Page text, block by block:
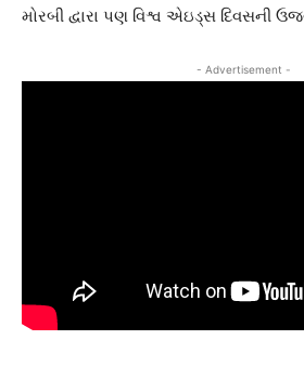
મોરબી દ્વારા પણ વિશ્વ એઇડ્સ દિવસની
- Advertisement -